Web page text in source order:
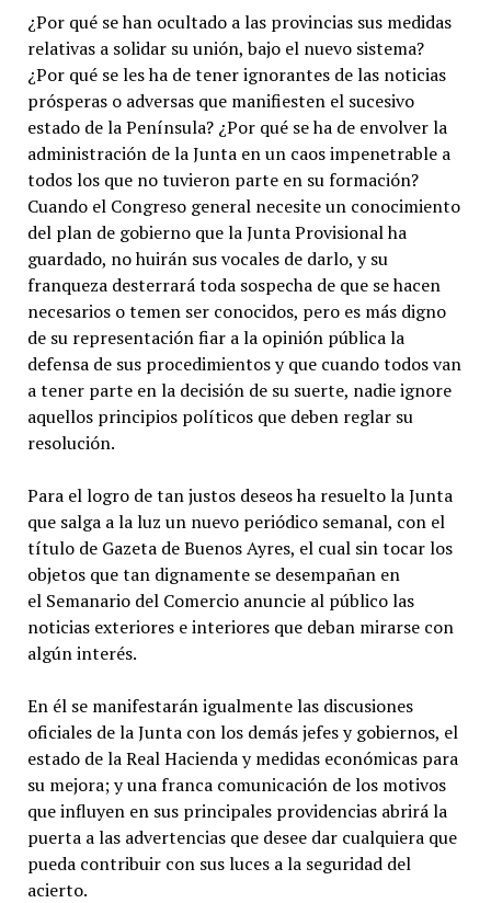
¿Por qué se han ocultado a las provincias sus medidas
relativas a solidar su unión, bajo el nuevo sistema?
¿Por qué se les ha de tener ignorantes de las noticias
prósperas o adversas que manifiesten el sucesivo
estado de la Península? ¿Por qué se ha de envolver la
administración de la Junta en un caos impenetrable a
todos los que no tuvieron parte en su formación?
Cuando el Congreso general necesite un conocimiento
del plan de gobierno que la Junta Provisional ha
guardado, no huirán sus vocales de darlo, y su
franqueza desterrará toda sospecha de que se hacen
necesarios o temen ser conocidos, pero es más digno
de su representación fiar a la opinión pública la
defensa de sus procedimientos y que cuando todos van
a tener parte en la decisión de su suerte, nadie ignore
aquellos principios políticos que deben reglar su
resolución.
Para el logro de tan justos deseos ha resuelto la Junta
que salga a la luz un nuevo periódico semanal, con el
título de Gazeta de Buenos Ayres, el cual sin tocar los
objetos que tan dignamente se desempañan en
el Semanario del Comercio anuncie al público las
noticias exteriores e interiores que deban mirarse con
algún interés.
En él se manifestarán igualmente las discusiones
oficiales de la Junta con los demás jefes y gobiernos, el
estado de la Real Hacienda y medidas económicas para
su mejora; y una franca comunicación de los motivos
que influyen en sus principales providencias abrirá la
puerta a las advertencias que desee dar cualquiera que
pueda contribuir con sus luces a la seguridad del
acierto.